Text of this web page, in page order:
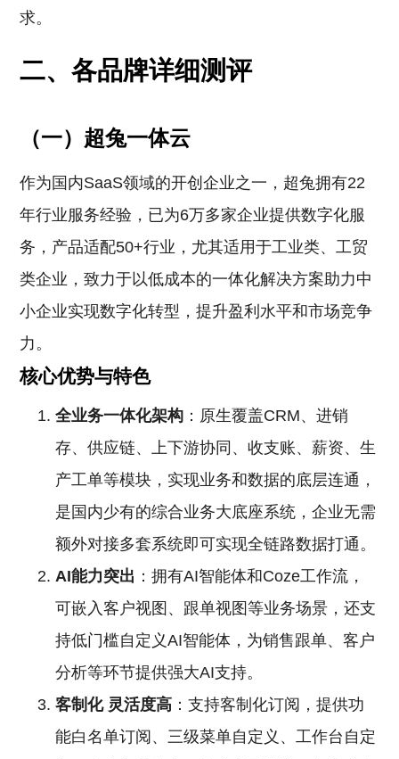
求。
二、各品牌详细测评
（一）超兔一体云
作为国内SaaS领域的开创企业之一，超兔拥有22
年行业服务经验，已为6万多家企业提供数字化服
务，产品适配50+行业，尤其适用于工业类、工贸
类企业，致力于以低成本的一体化解决方案助力中
小企业实现数字化转型，提升盈利水平和市场竞争
力。
核心优势与特色
全业务一体化架构 ：原生覆盖CRM、进销
存、供应链、上下游协同、收支账、薪资、生
产工单等模块，实现业务和数据的底层连通，
是国内少有的综合业务大底座系统，企业无需
额外对接多套系统即可实现全链路数据打通。
AI能力突出 ：拥有AI智能体和Coze工作流，
可嵌入客户视图、跟单视图等业务场景，还支
持低门槛自定义AI智能体，为销售跟单、客户
分析等环节提供强大AI支持。
客制化 灵活度高 ：支持客制化订阅，提供功
能白名单订阅、三级菜单自定义、工作台自定